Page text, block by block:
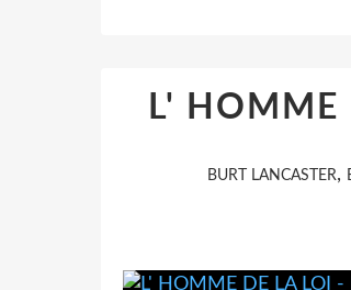
L' HOMME
BURT LANCASTER,